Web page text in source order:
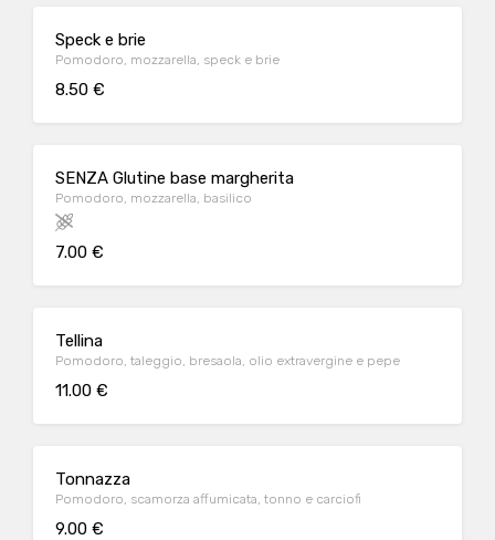
Speck e brie
Pomodoro, mozzarella, speck e brie
8.50 €
SENZA Glutine base margherita
Pomodoro, mozzarella, basilico
7.00 €
Tellina
Pomodoro, taleggio, bresaola, olio extravergine e pepe
11.00 €
Tonnazza
Pomodoro, scamorza affumicata, tonno e carciofi
9.00 €